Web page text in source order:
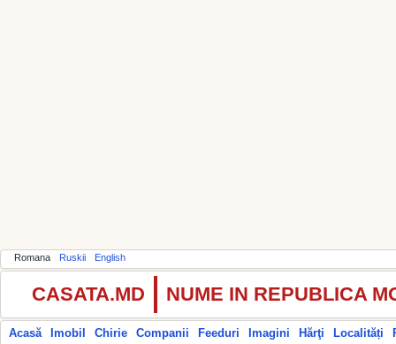
Romana Ruskii English
CASATA.MD NUME IN REPUBLICA
Acasă Imobil Chirie Companii Feeduri Imagini Hărţi Localități